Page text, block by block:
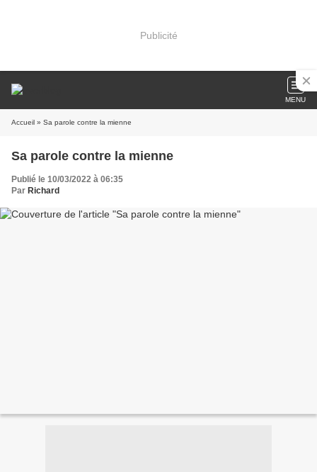
Publicité
MENU
Accueil » Sa parole contre la mienne
Sa parole contre la mienne
Publié le 10/03/2022 à 06:35
Par Richard